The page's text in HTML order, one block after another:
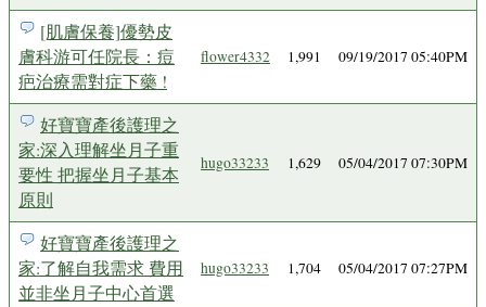
[肌膚保養]優勢皮
膚科游可任院長：痘
疤治療需對症下藥 !
flower4332 1,991 09/19/2017 05:40PM
好寶寶產後護理之
家:深入理解坐月子重
要性 把握坐月子基本
原則
hugo33233 1,629 05/04/2017 07:30PM
好寶寶產後護理之
家:了解自我需求 費用
並非坐月子中心首選
hugo33233 1,704 05/04/2017 07:27PM